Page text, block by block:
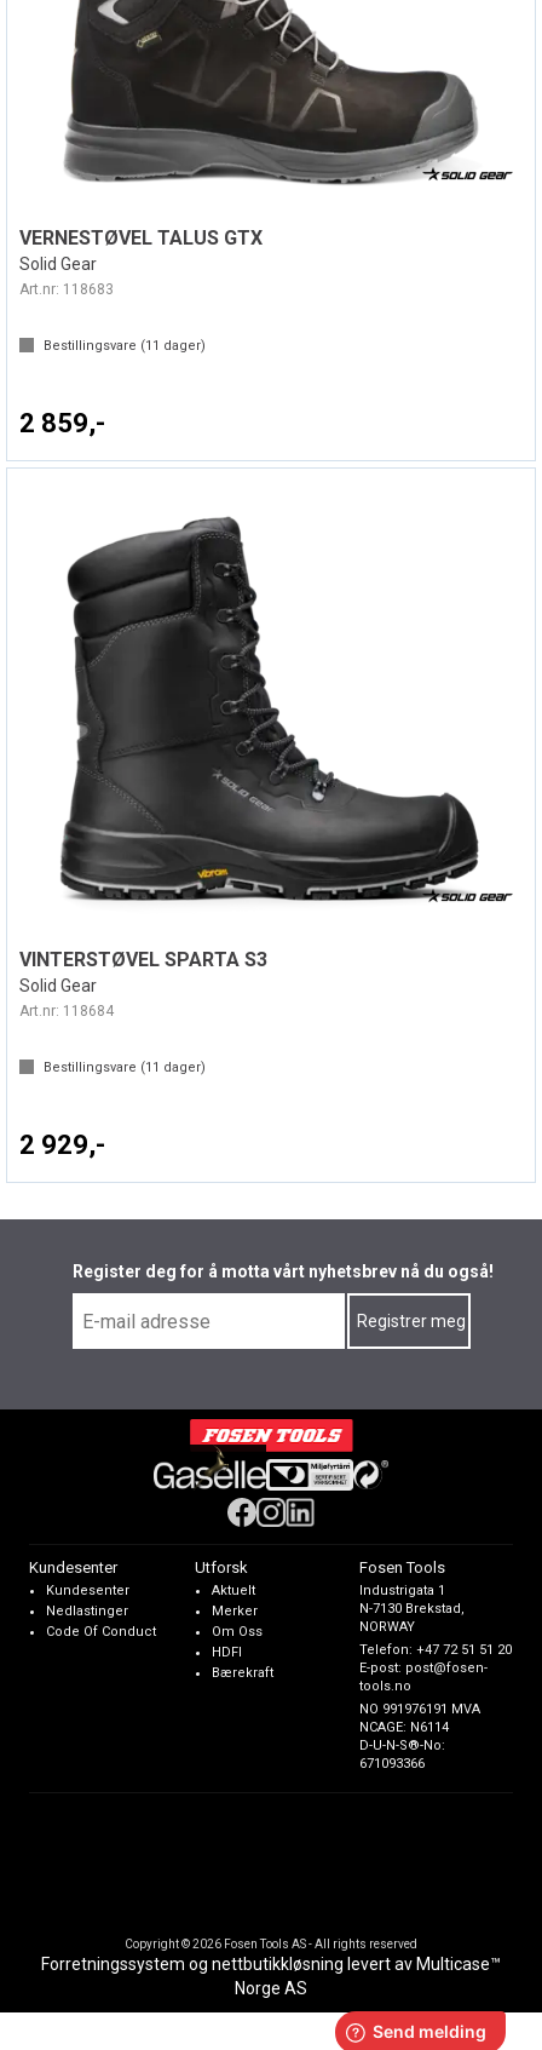
VERNESTØVEL TALUS GTX
Solid Gear
Art.nr: 118683
Bestillingsvare (11 dager)
2 859,-
VINTERSTØVEL SPARTA S3
Solid Gear
Art.nr: 118684
Bestillingsvare (11 dager)
2 929,-
Register deg for å motta vårt nyhetsbrev nå du også!
Kundesenter
Kundesenter
Nedlastinger
Code Of Conduct
Utforsk
Aktuelt
Merker
Om Oss
HDFI
Bærekraft
Fosen Tools
Industrigata 1
N-7130 Brekstad,
NORWAY
Telefon:+47 72 51 51 20
E-post: post@fosen-
tools.no
NO 991976191 MVA
NCAGE: N6114
D-U-N-S®-No:
671093366
Copyright © 2026 Fosen Tools AS - All rights reserved
Forretningssystem og nettbutikkløsning levert av Multicase™
Norge AS